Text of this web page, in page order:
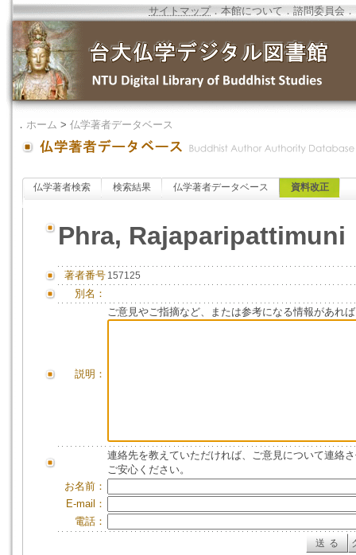
サイトマップ．本館について ．諮問委員会 ．
． ホーム > 仏学著者データベース
仏学著者検索 検索結果 仏学著者データベース 資料改正
Phra, Rajaparipattimuni
著者番号 157125
別名：
説明：
ご意見やご指摘など、または参考になる情報があれ
連絡先を教えていただければ、ご意見について連絡
ご安心ください。
お名前：
E-mail：
電話：